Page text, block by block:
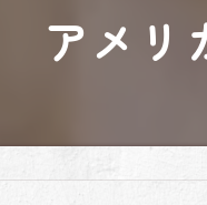
アメリ